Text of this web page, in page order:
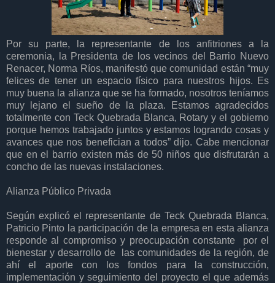
Por su parte, la representante de los anfitriones a la
ceremonia, la Presidenta de los vecinos del Barrio Nuevo
Renacer, Norma Ríos, manifestó que comunidad están “muy
felices de tener un espacio físico para nuestros hijos. Es
muy buena la alianza que se ha formado, nosotros teníamos
muy lejano el sueño de la plaza. Estamos agradecidos
totalmente con Teck Quebrada Blanca, Rotary y el gobierno
porque hemos trabajado juntos y estamos logrando cosas y
avances que nos benefician a todos” dijo. Cabe mencionar
que en el barrio existen más de 50 niños que disfrutarán a
concho de las nuevas instalaciones.
Alianza Público Privada
Según explicó el representante de Teck Quebrada Blanca,
Patricio Pinto la participación de la empresa en esta alianza
responde al compromiso y preocupación constante por el
bienestar y desarrollo de las comunidades de la región, de
ahí el aporte con los fondos para la construcción,
implementación y seguimiento del proyecto el que además